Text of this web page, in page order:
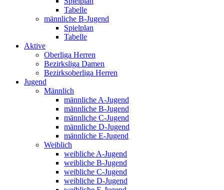
Tabelle
männliche B-Jugend
Spielplan
Tabelle
Aktive
Oberliga Herren
Bezirksliga Damen
Bezirksoberliga Herren
Jugend
Männlich
männliche A-Jugend
männliche B-Jugend
männliche C-Jugend
männliche D-Jugend
männliche E-Jugend
Weiblich
weibliche A-Jugend
weibliche B-Jugend
weibliche C-Jugend
weibliche D-Jugend